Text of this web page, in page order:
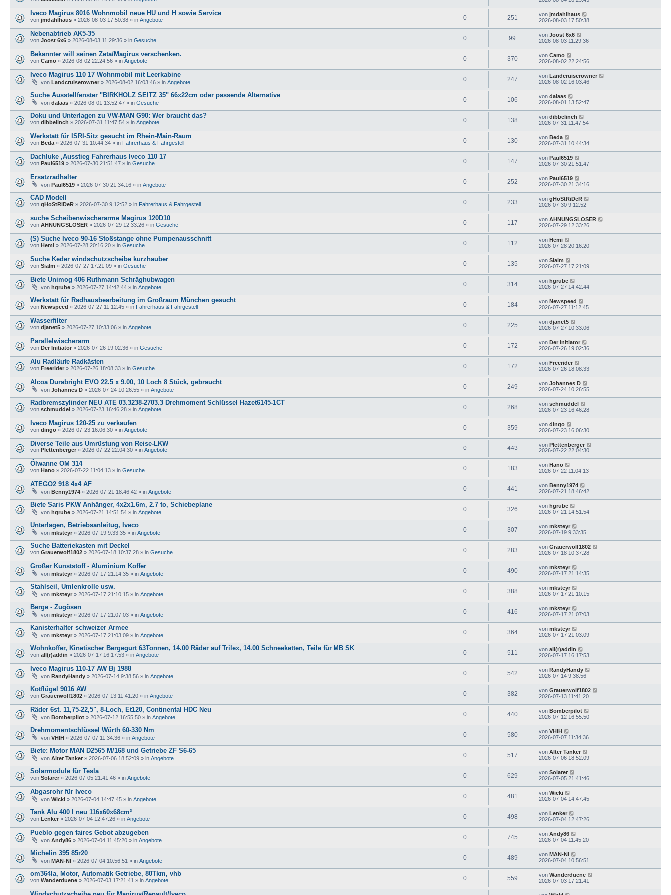
Iveco Magirus 8016 Wohnmobil neue HU und H sowie Service
von jmdahlhaus » 2026-08-03 17:50:38 » in Angebote 0 251 von jmdahlhaus
2026-08-03 17:50:38
Nebenabtrieb AK5-35
von Joost 6x6 » 2026-08-03 11:29:36 » in Gesuche 0 99 von Joost 6x6
2026-08-03 11:29:36
Bekannter will seinen Zeta/Magirus verschenken.
von Camo » 2026-08-02 22:24:56 » in Angebote 0 370 von Camo
2026-08-02 22:24:56
Iveco Magirus 110 17 Wohnmobil mit Leerkabine
von Landcruiserowner » 2026-08-02 16:03:46 » in Angebote 0 247 von Landcruiserowner
2026-08-02 16:03:46
Suche Ausstellfenster "BIRKHOLZ SEITZ 35" 66x22cm oder passende Alternative
von dalaas » 2026-08-01 13:52:47 » in Gesuche 0 106 von dalaas
2026-08-01 13:52:47
Doku und Unterlagen zu VW-MAN G90: Wer braucht das?
von dibbelinch » 2026-07-31 11:47:54 » in Angebote 0 138 von dibbelinch
2026-07-31 11:47:54
Werkstatt für ISRI-Sitz gesucht im Rhein-Main-Raum
von Beda » 2026-07-31 10:44:34 » in Fahrerhaus & Fahrgestell 0 130 von Beda
2026-07-31 10:44:34
Dachluke ,Ausstieg Fahrerhaus Iveco 110 17
von Paul6519 » 2026-07-30 21:51:47 » in Gesuche 0 147 von Paul6519
2026-07-30 21:51:47
Ersatzradhalter
von Paul6519 » 2026-07-30 21:34:16 » in Angebote 0 252 von Paul6519
2026-07-30 21:34:16
CAD Modell
von gHoStRiDeR » 2026-07-30 9:12:52 » in Fahrerhaus & Fahrgestell 0 233 von gHoStRiDeR
2026-07-30 9:12:52
suche Scheibenwischerarme Magirus 120D10
von AHNUNGSLOSER » 2026-07-29 12:33:26 » in Gesuche 0 117 von AHNUNGSLOSER
2026-07-29 12:33:26
(S) Suche Iveco 90-16 Stoßstange ohne Pumpenausschnitt
von Hemi » 2026-07-28 20:16:20 » in Gesuche 0 112 von Hemi
2026-07-28 20:16:20
Suche Keder windschutzscheibe kurzhauber
von Sialm » 2026-07-27 17:21:09 » in Gesuche 0 135 von Sialm
2026-07-27 17:21:09
Biete Unimog 406 Ruthmann Schräghubwagen
von hgrube » 2026-07-27 14:42:44 » in Angebote 0 314 von hgrube
2026-07-27 14:42:44
Werkstatt für Radhausbearbeitung im Großraum München gesucht
von Newspeed » 2026-07-27 11:12:45 » in Fahrerhaus & Fahrgestell 0 184 von Newspeed
2026-07-27 11:12:45
Wasserfilter
von djanet5 » 2026-07-27 10:33:06 » in Angebote 0 225 von djanet5
2026-07-27 10:33:06
Parallelwischerarm
von Der Initiator » 2026-07-26 19:02:36 » in Gesuche 0 172 von Der Initiator
2026-07-26 19:02:36
Alu Radläufe Radkästen
von Freerider » 2026-07-26 18:08:33 » in Gesuche 0 172 von Freerider
2026-07-26 18:08:33
Alcoa Durabright EVO 22.5 x 9.00, 10 Loch 8 Stück, gebraucht
von Johannes D » 2026-07-24 10:26:55 » in Angebote 0 249 von Johannes D
2026-07-24 10:26:55
Radbremszylinder NEU ATE 03.3238-2703.3 Drehmoment Schlüssel Hazet6145-1CT
von schmuddel » 2026-07-23 16:46:28 » in Angebote 0 268 von schmuddel
2026-07-23 16:46:28
Iveco Magirus 120-25 zu verkaufen
von dingo » 2026-07-23 16:06:30 » in Angebote 0 359 von dingo
2026-07-23 16:06:30
Diverse Teile aus Umrüstung von Reise-LKW
von Plettenberger » 2026-07-22 22:04:30 » in Angebote 0 443 von Plettenberger
2026-07-22 22:04:30
Ölwanne OM 314
von Hano » 2026-07-22 11:04:13 » in Gesuche 0 183 von Hano
2026-07-22 11:04:13
ATEGO2 918 4x4 AF
von Benny1974 » 2026-07-21 18:46:42 » in Angebote 0 441 von Benny1974
2026-07-21 18:46:42
Biete Saris PKW Anhänger, 4x2x1.6m, 2.7 to, Schiebeplane
von hgrube » 2026-07-21 14:51:54 » in Angebote 0 326 von hgrube
2026-07-21 14:51:54
Unterlagen, Betriebsanleitug, Iveco
von mksteyr » 2026-07-19 9:33:35 » in Angebote 0 307 von mksteyr
2026-07-19 9:33:35
Suche Batteriekasten mit Deckel
von Grauerwolf1802 » 2026-07-18 10:37:28 » in Gesuche 0 283 von Grauerwolf1802
2026-07-18 10:37:28
Großer Kunststoff - Aluminium Koffer
von mksteyr » 2026-07-17 21:14:35 » in Angebote 0 490 von mksteyr
2026-07-17 21:14:35
Stahlseil, Umlenkrolle usw.
von mksteyr » 2026-07-17 21:10:15 » in Angebote 0 388 von mksteyr
2026-07-17 21:10:15
Berge - Zugösen
von mksteyr » 2026-07-17 21:07:03 » in Angebote 0 416 von mksteyr
2026-07-17 21:07:03
Kanisterhalter schweizer Armee
von mksteyr » 2026-07-17 21:03:09 » in Angebote 0 364 von mksteyr
2026-07-17 21:03:09
Wohnkoffer, Kinetischer Bergegurt 63Tonnen, 14.00 Räder auf Trilex, 14.00 Schneeketten, Teile für MB SK
von all(r)addin » 2026-07-17 16:17:53 » in Angebote 0 511 von all(r)addin
2026-07-17 16:17:53
Iveco Magirus 110-17 AW Bj 1988
von RandyHandy » 2026-07-14 9:38:56 » in Angebote 0 542 von RandyHandy
2026-07-14 9:38:56
Kotflügel 9016 AW
von Grauerwolf1802 » 2026-07-13 11:41:20 » in Angebote 0 382 von Grauerwolf1802
2026-07-13 11:41:20
Räder 6st. 11,75-22,5", 8-Loch, Et120, Continental HDC Neu
von Bomberpilot » 2026-07-12 16:55:50 » in Angebote 0 440 von Bomberpilot
2026-07-12 16:55:50
Drehmomentschlüssel Würth 60-330 Nm
von VHIH » 2026-07-07 11:34:36 » in Angebote 0 580 von VHIH
2026-07-07 11:34:36
Biete: Motor MAN D2565 M/168 und Getriebe ZF S6-65
von Alter Tanker » 2026-07-06 18:52:09 » in Angebote 0 517 von Alter Tanker
2026-07-06 18:52:09
Solarmodule für Tesla
von Solarer » 2026-07-05 21:41:46 » in Angebote 0 629 von Solarer
2026-07-05 21:41:46
Abgasrohr für Iveco
von Wicki » 2026-07-04 14:47:45 » in Angebote 0 481 von Wicki
2026-07-04 14:47:45
Tank Alu 400 l neu 116x60x68cm³
von Lenker » 2026-07-04 12:47:26 » in Angebote 0 498 von Lenker
2026-07-04 12:47:26
Pueblo gegen faires Gebot abzugeben
von Andy86 » 2026-07-04 11:45:20 » in Angebote 0 745 von Andy86
2026-07-04 11:45:20
Michelin 395 85r20
von MAN-NI » 2026-07-04 10:56:51 » in Angebote 0 489 von MAN-NI
2026-07-04 10:56:51
om364la, Motor, Automatik Getriebe, 80Tkm, vhb
von Wanderduene » 2026-07-03 17:21:41 » in Angebote 0 559 von Wanderduene
2026-07-03 17:21:41
Windschutzscheibe neu für Magirus/Renault/Iveco